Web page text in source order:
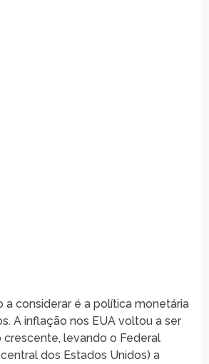
a considerar é a política monetária
A inflação nos EUA voltou a ser
levando o Federal
dos Estados Unidos) a